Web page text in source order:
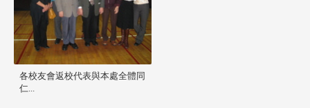
各校友會返校代表與本處全體同
仁...